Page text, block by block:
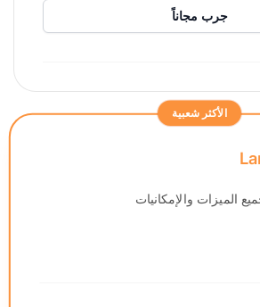
جرب مجاناً
الأكثر شعبية
الميزات والإمكانيات